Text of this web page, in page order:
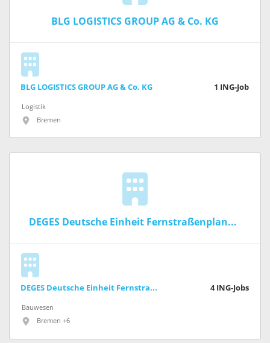
BLG LOGISTICS GROUP AG & Co. KG
BLG LOGISTICS GROUP AG & Co. KG 1 ING-Job
Logistik
Bremen
DEGES Deutsche Einheit Fernstraßenplanungs- und -bau GmbH
DEGES Deutsche Einheit Fernstraßenplanungs- und -bau GmbH 4 ING-Jobs
Bauwesen
Bremen +6